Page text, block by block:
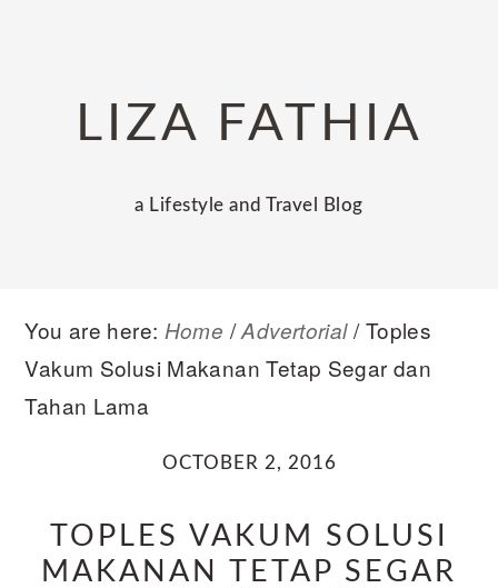
navigationLIZA FATHIA
a Lifestyle and Travel Blog
You are here: Home / Advertorial /​Toples
Vakum Solusi Makanan Tetap Segar dan
Tahan Lama
OCTOBER 2, 2016
​TOPLES VAKUM SOLUSI
MAKANAN TETAP SEGAR